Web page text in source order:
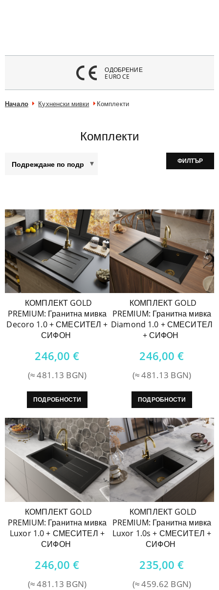
ОДОБРЕНИЕ
EURO CE
Начало Кухненски мивки Комплекти
Комплекти
ФИЛТЪР
КОМПЛЕКТ GOLD
PREMIUM: Гранитна мивка
Decoro 1.0 + СМЕСИТЕЛ +
СИФОН
246,00€
(≈ 481.13 BGN)
ПОДРОБНОСТИ
КОМПЛЕКТ GOLD
PREMIUM: Гранитна мивка
Diamond 1.0 + СМЕСИТЕЛ
+ СИФОН
246,00€
(≈ 481.13 BGN)
ПОДРОБНОСТИ
КОМПЛЕКТ GOLD
PREMIUM: Гранитна мивка
Luxor 1.0 + СМЕСИТЕЛ +
СИФОН
246,00€
(≈ 481.13 BGN)
КОМПЛЕКТ GOLD
PREMIUM: Гранитна мивка
Luxor 1.0s + СМЕСИТЕЛ +
СИФОН
235,00€
(≈ 459.62 BGN)